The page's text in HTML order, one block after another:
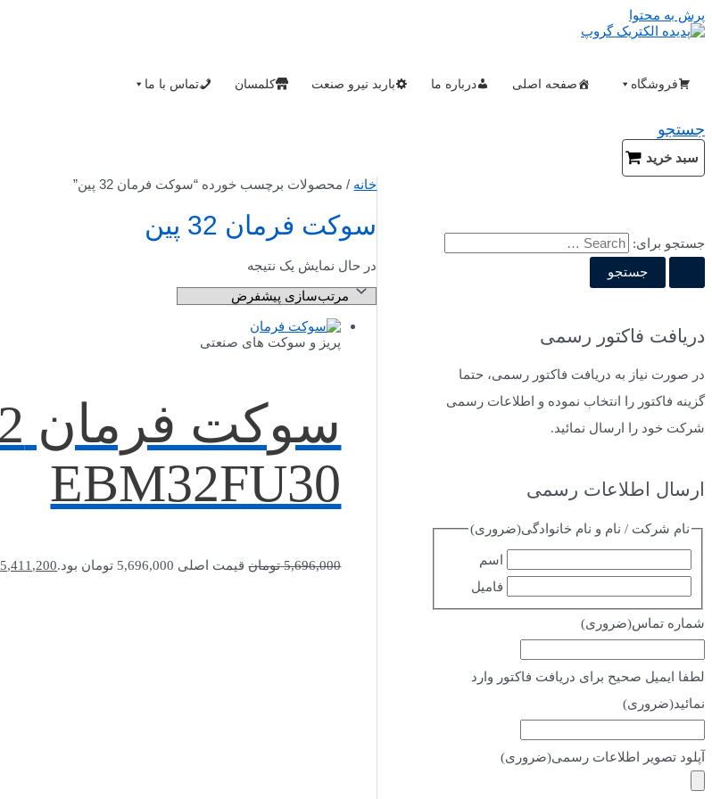
پرش به محتوا
فروشگاه صفحه اصلی درباره ما باربد نیرو صنعت کلمسان تماس با ما
جستجو
سبد خرید
جستجو برای:
دریافت فاکتور رسمی
در صورت نیاز به دریافت فاکتور رسمی، حتما
گزینه فاکتور را انتخاب نموده و اطلاعات رسمی
شرکت خود را ارسال نمائید.
ارسال اطلاعات رسمی
نام شرکت / نام و نام خانوادگی(ضروری)
اسم
فامیل
شماره تماس(ضروری)
لطفا ایمیل صحیح برای دریافت فاکتور وارد
نمائید(ضروری)
آپلود تصویر اطلاعات رسمی(ضروری)
خانه / محصولات برچسب خورده “سوکت فرمان 32 پین”
سوکت فرمان 32 پین
در حال نمایش یک نتیجه
پریز و سوکت های صنعتی
EBM32FU30
5,696,000 تومان قیمت اصلی 5,696,000 تومان بود. 5,411,200